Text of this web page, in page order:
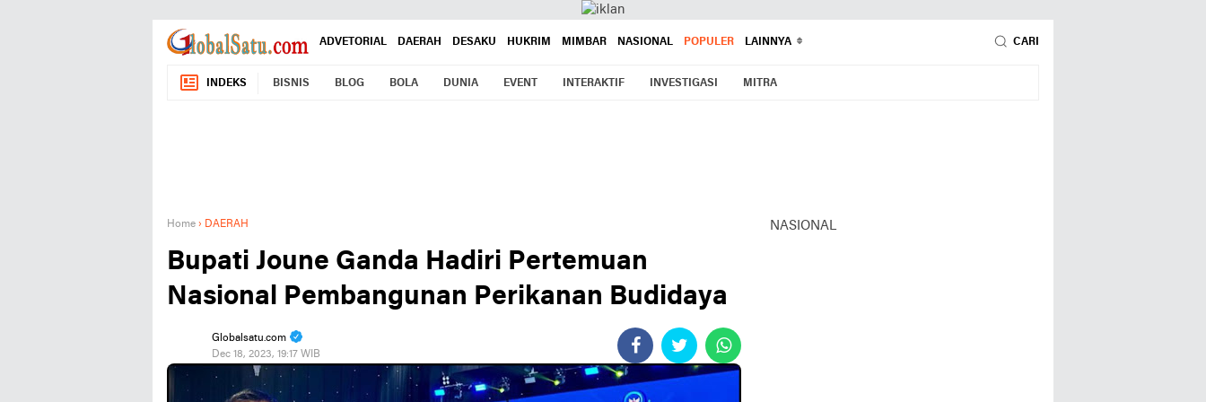
ADVETORIAL DAERAH DESAKU HUKRIM MIMBAR NASIONAL POPULER LAINNYA CARI
INDEKS BISNIS BLOG BOLA DUNIA EVENT INTERAKTIF INVESTIGASI MITRA
Home › DAERAH
Bupati Joune Ganda Hadiri Pertemuan
Nasional Pembangunan Perikanan Budidaya
Globalsatu.com
Dec 18, 2023, 19:17 WIB
NASIONAL